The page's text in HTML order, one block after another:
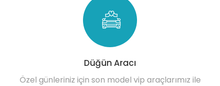
Düğün Aracı
Özel günleriniz için son model vip araçlarımız ile